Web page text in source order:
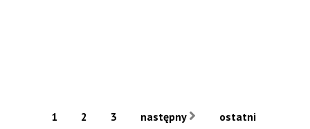
1 2 3 następny ostatni